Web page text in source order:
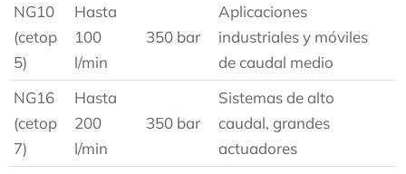
NG10
(cetop
5)
Hasta
100
l/min
350 bar
Aplicaciones
industriales y móviles
de caudal medio
NG16
(cetop
7)
Hasta
200
l/min
350 bar
Sistemas de alto
caudal, grandes
actuadores